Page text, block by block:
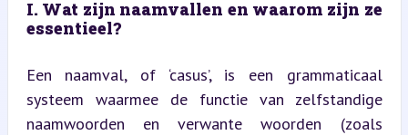
I. Wat zijn naamvallen en waarom zijn ze
essentieel?
Een naamval, of ‘casus’, is een grammaticaal
systeem waarmee de functie van zelfstandige
naamwoorden en verwante woorden (zoals